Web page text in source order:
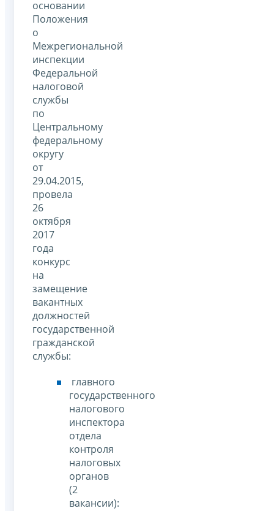
основании
Положения
о
Межрегиональной
инспекции
Федеральной
налоговой
службы
по
Центральному
федеральному
округу
от
29.04.2015,
провела
26
октября
2017
года
конкурс
на
замещение
вакантных
должностей
государственной
гражданской
службы:
главного
государственного
налогового
инспектора
отдела
контроля
налоговых
органов
(2
вакансии):